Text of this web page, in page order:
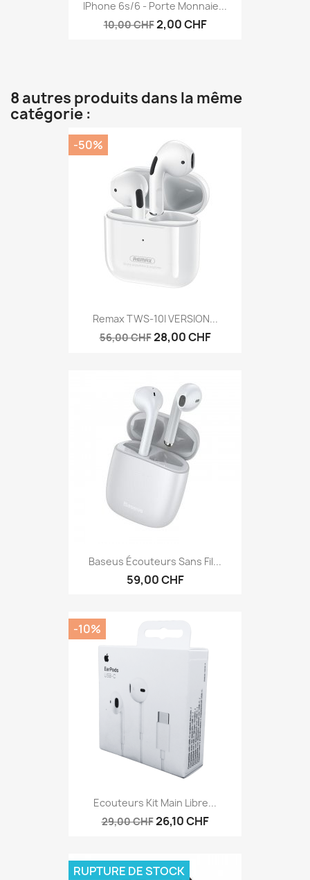
IPhone 6s/6 - Porte Monnaie...
10,00 CHF2,00 CHF
8 autres produits dans la même
catégorie :
Remax TWS-10I VERSION...
56,00 CHF28,00 CHF
-50%
Baseus Écouteurs Sans Fil...
59,00 CHF
Ecouteurs Kit Main Libre...
29,00 CHF26,10 CHF
-10%
RUPTURE DE STOCK